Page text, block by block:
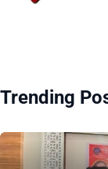
Trending